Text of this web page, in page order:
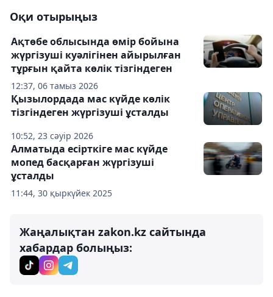
Оқи отырыңыз
12:37, 06 тамыз 2026
Ақтөбе облысында өмір бойына
жүргізуші куәлігінен айырылған
тұрғын қайта көлік тізгіндеген
10:52, 23 сәуір 2026
Қызылордада мас күйде көлік
тізгіндеген жүргізуші ұсталды
11:44, 30 қыркүйек 2025
Алматыда есірткіге мас күйде
мопед басқарған жүргізуші
ұсталды
Жаңалықтан zakon.kz сайтында
хабардар болыңыз: